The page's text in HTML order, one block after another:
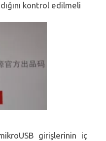
kontrol edilmeli
girişlerinin iç